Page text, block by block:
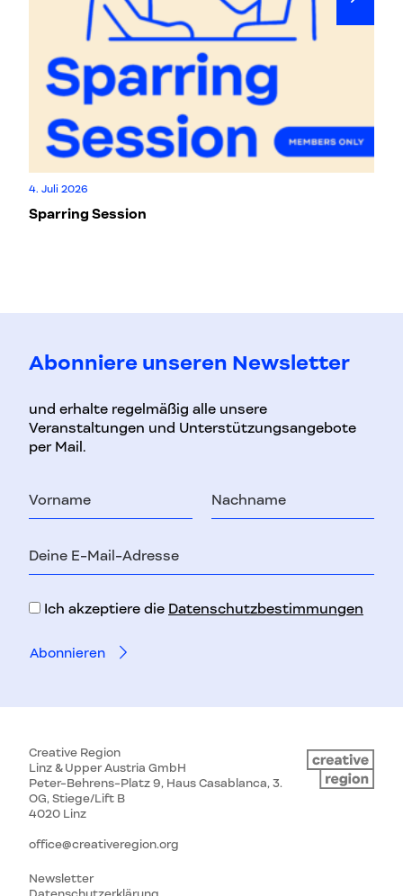
4. Juli 2026
Sparring Session
Abonniere unseren Newsletter
und erhalte regelmäßig alle unsere
Veranstaltungen und Unterstützungsangebote
per Mail.
Nachname
Mail-
Ich akzeptiere die Datenschutzbestimmungen
Creative Region
Linz & Upper Austria GmbH
Peter-Behrens-Platz 9, Haus Casablanca, 3.
OG, Stiege/Lift B
4020 Linz
office@creativeregion.org
Newsletter